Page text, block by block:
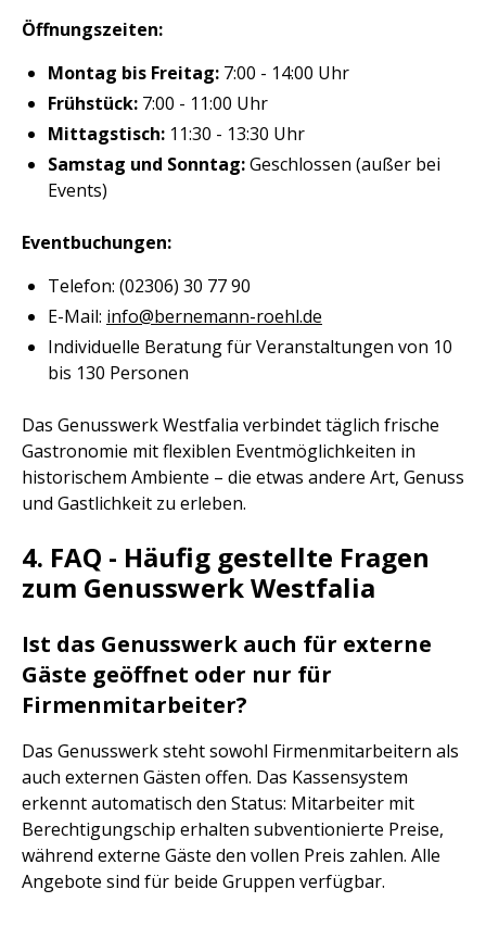
Öffnungszeiten:
Montag bis Freitag: 7:00 - 14:00 Uhr
Frühstück: 7:00 - 11:00 Uhr
Mittagstisch: 11:30 - 13:30 Uhr
Samstag und Sonntag:Geschlossen (außer bei
Events)
Eventbuchungen:
Telefon: (02306) 30 77 90
E-Mail: info@bernemann-roehl.de
Individuelle Beratung für Veranstaltungen von 10
bis 130 Personen
Das Genusswerk Westfalia verbindet täglich frische
Gastronomie mit flexiblen Eventmöglichkeiten in
historischem Ambiente – die etwas andere Art, Genuss
und Gastlichkeit zu erleben.
4. FAQ - Häufig gestellte Fragen
zum Genusswerk Westfalia
Ist das Genusswerk auch für externe
Gäste geöffnet oder nur für
Firmenmitarbeiter?
Das Genusswerk steht sowohl Firmenmitarbeitern als
auch externen Gästen offen. Das Kassensystem
erkennt automatisch den Status: Mitarbeiter mit
Berechtigungschip erhalten subventionierte Preise,
während externe Gäste den vollen Preis zahlen. Alle
Angebote sind für beide Gruppen verfügbar.